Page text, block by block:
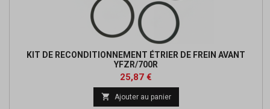
KIT DE RECONDITIONNEMENT ÉTRIER DE FREIN AVANT
YFZR/700R
Prix
25,87 €
 Ajouter au panier